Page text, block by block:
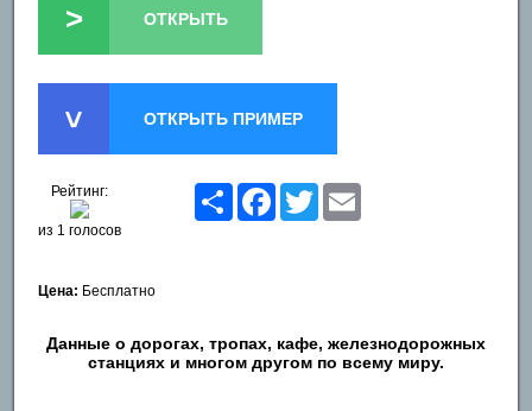
> ОТКРЫТЬ
> ОТКРЫТЬ ПРИМЕР
Рейтинг:
из 1 голосов
Share FacebookTwitter
Цена: Бесплатно
Данные о дорогах, тропах, кафе, железнодорожных
станциях и многом другом по всему миру.